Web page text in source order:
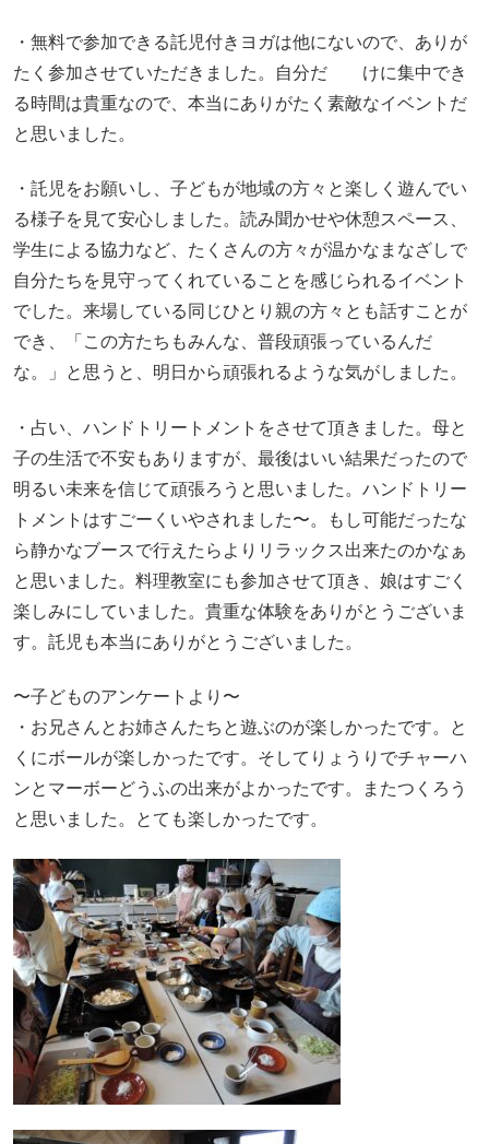
・無料で参加できる託児付きヨガは他にないので、ありが
たく参加させていただきました。自分だ けに集中でき
る時間は貴重なので、本当にありがたく素敵なイベントだ
と思いました。
・託児をお願いし、子どもが地域の方々と楽しく遊んでい
る様子を見て安心しました。読み聞かせや休憩スペース、
学生による協力など、たくさんの方々が温かなまなざしで
自分たちを見守ってくれていることを感じられるイベント
でした。来場している同じひとり親の方々とも話すことが
でき、「この方たちもみんな、普段頑張っているんだ
な。」と思うと、明日から頑張れるような気がしました。
・占い、ハンドトリートメントをさせて頂きました。母と
子の生活で不安もありますが、最後はいい結果だったので
明るい未来を信じて頑張ろうと思いました。ハンドトリー
トメントはすごーくいやされました〜。もし可能だったな
ら静かなブースで行えたらよりリラックス出来たのかなぁ
と思いました。料理教室にも参加させて頂き、娘はすごく
楽しみにしていました。貴重な体験をありがとうございま
す。託児も本当にありがとうございました。
〜子どものアンケートより〜
・お兄さんとお姉さんたちと遊ぶのが楽しかったです。と
くにボールが楽しかったです。そしてりょうりでチャーハ
ンとマーボーどうふの出来がよかったです。またつくろう
と思いました。とても楽しかったです。